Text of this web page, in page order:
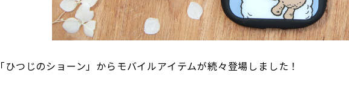
「ひつじのショーン」からモバイルアイテムが続々登場しました！